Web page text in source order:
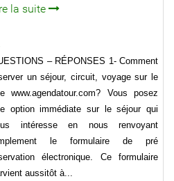
la suite
– RÉPONSES 1- Comment
un séjour, circuit, voyage sur le
www.agendatour.com? Vous posez
option immédiate sur le séjour qui
intéresse en nous renvoyant
le formulaire de pré
électronique. Ce formulaire
aussitôt à...